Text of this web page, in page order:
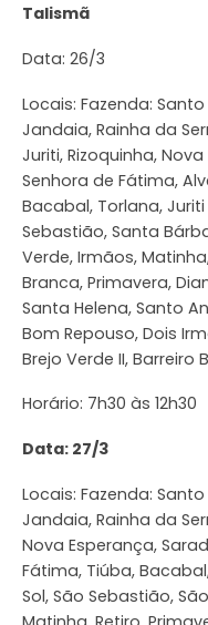
Talismã
Data: 26/3
Locais: Fazenda:
Jandaia, Rainha da
Juriti, Rizoquinha,
Senhora de Fátima,
Bacabal, Torlana, Juriti
Sebastião, Santa
Verde, Irmãos,
Branca, Primavera,
Santa Helena, Santo
Bom Repouso, Dois
Brejo Verde II, Barreiro
Horário: 7h30 às 12h30
Data: 27/3
Locais: Fazenda:
Jandaia, Rainha da
Nova Esperança,
Fátima, Tiúba,
Sol, São Sebastião,